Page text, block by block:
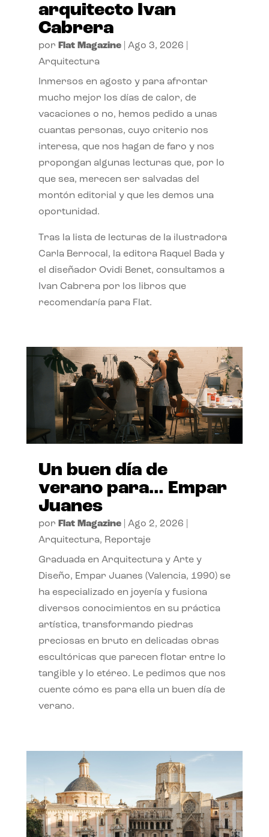
arquitecto Ivan
Cabrera
por Flat Magazine| Ago 3, 2026
Arquitectura
Inmersos en agosto y para afrontar
mucho mejor los días de calor, de
vacaciones o no, hemos pedido a unas
cuantas personas, cuyo criterio nos
interesa, que nos hagan de faro y nos
propongan algunas lecturas que, por lo
que sea, merecen ser salvadas del
montón editorial y que les demos una
oportunidad.
Tras la lista de lecturas de la ilustradora
Carla Berrocal, la editora Raquel Bada y
el diseñador Ovidi Benet, consultamos a
Ivan Cabrera por los libros que
recomendaría para Flat.
Un buen día de
verano para… Empar
Juanes
por Flat Magazine| Ago 2, 2026
Arquitectura, Reportaje
Graduada en Arquitectura y Arte y
Diseño, Empar Juanes (Valencia, 1990) se
ha especializado en joyería y fusiona
diversos conocimientos en su práctica
artística, transformando piedras
preciosas en bruto en delicadas obras
escultóricas que parecen flotar entre lo
tangible y lo etéreo. Le pedimos que nos
cuente cómo es para ella un buen día de
verano.